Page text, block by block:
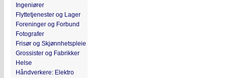
Ingeniører
Flyttetjenester og Lager
Foreninger og Forbund
Fotografer
Frisør og Skjønnhetspleie
Grossister og Fabrikker
Helse
Håndverkere: Elektro